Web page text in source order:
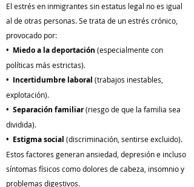
El estrés en inmigrantes sin estatus legal no es igual
al de otras personas. Se trata de un estrés crónico,
provocado por:
• Miedo a la deportación (especialmente con
políticas más estrictas).
• Incertidumbre laboral (trabajos inestables,
explotación).
• Separación familiar(riesgo de que la familia sea
dividida).
• Estigma social (discriminación, sentirse excluido).
Estos factores generan ansiedad, depresión e incluso
síntomas físicos como dolores de cabeza, insomnio y
problemas digestivos.